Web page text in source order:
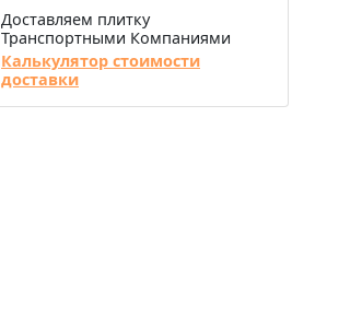
Доставляем плитку
Транспортными Компаниями
Калькулятор стоимости
доставки